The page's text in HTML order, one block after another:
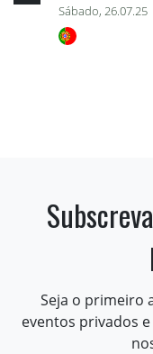
Sábado, 26.07.25
Seja o primeiro
eventos privados